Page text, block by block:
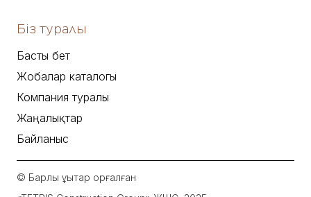
Біз туралы
Басты бет
Жобалар каталогы
Компания туралы
Жаңалықтар
Байланыс
© Барлық құқықтар қорғалған